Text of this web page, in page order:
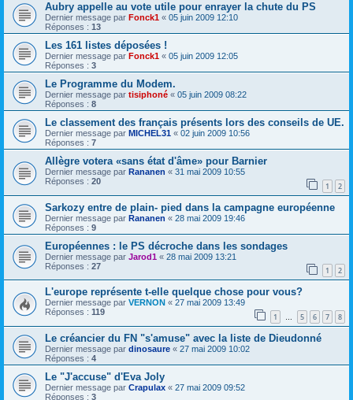
Aubry appelle au vote utile pour enrayer la chute du PS
Dernier message par Fonck1 « 05 juin 2009 12:10
Réponses : 13
Les 161 listes déposées !
Dernier message par Fonck1 « 05 juin 2009 12:05
Réponses : 3
Le Programme du Modem.
Dernier message par tisiphoné « 05 juin 2009 08:22
Réponses : 8
Le classement des français présents lors des conseils de UE.
Dernier message par MICHEL31 « 02 juin 2009 10:56
Réponses : 7
Allègre votera «sans état d'âme» pour Barnier
Dernier message par Rananen « 31 mai 2009 10:55
Réponses : 20 1 2
Sarkozy entre de plain- pied dans la campagne européenne
Dernier message par Rananen « 28 mai 2009 19:46
Réponses : 9
Européennes : le PS décroche dans les sondages
Dernier message par Jarod1 « 28 mai 2009 13:21
Réponses : 27 1 2
L'europe représente t-elle quelque chose pour vous?
Dernier message par VERNON « 27 mai 2009 13:49
Réponses : 119 1 … 5 6 7 8
Le créancier du FN "s'amuse" avec la liste de Dieudonné
Dernier message par dinosaure « 27 mai 2009 10:02
Réponses : 4
Le "J'accuse" d'Eva Joly
Dernier message par Crapulax « 27 mai 2009 09:52
Réponses : 3